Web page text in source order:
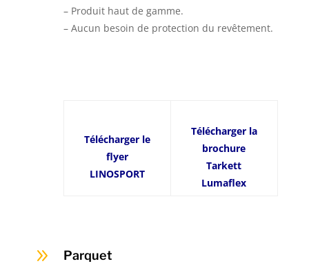
– Produit haut de gamme.
– Aucun besoin de protection du revêtement.
Télécharger le
flyer
LINOSPORT
Télécharger la
brochure
Tarkett
Lumaflex
9 Parquet